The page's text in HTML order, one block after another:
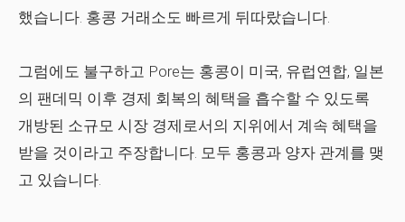
했습니다. 홍콩 거래소도 빠르게 뒤따랐습니다.
그럼에도 불구하고 Pore는 홍콩이 미국, 유럽연합, 일본
의 팬데믹 이후 경제 회복의 혜택을 흡수할 수 있도록
개방된 소규모 시장 경제로서의 지위에서 계속 혜택을
받을 것이라고 주장합니다. 모두 홍콩과 양자 관계를 맺
고 있습니다.